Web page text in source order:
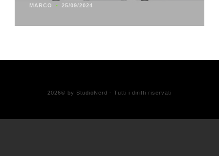
MARCO 25/09/2024
2026© by StudioNerd - Tutti i diritti riservati